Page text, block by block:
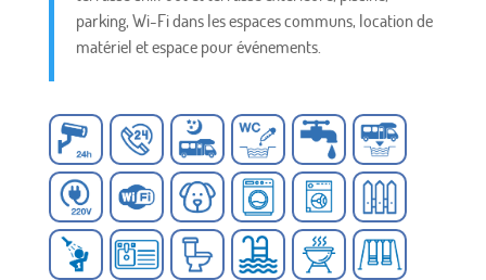
parking, Wi-Fi dans les espaces communs, location de
matériel et espace pour événements.